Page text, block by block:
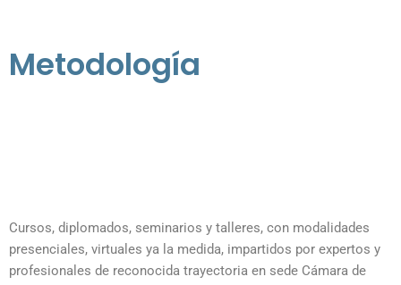
Metodología
Cursos, diplomados, seminarios y talleres, con modalidades
presenciales, virtuales ya la medida, impartidos por expertos y
profesionales de reconocida trayectoria en sede Cámara de